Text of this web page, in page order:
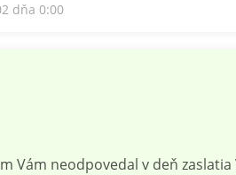
dňa 0:00
Vám neodpovedal v deň